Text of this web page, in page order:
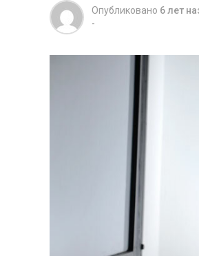
Опубликовано 6 лет
-